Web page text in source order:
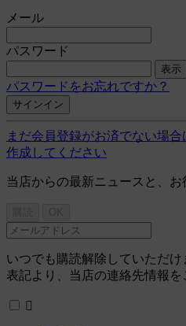
メール
パスワード
表示
パスワードをお忘れですか？
サインイン
まだ会員登録がお済でない場
作成してください
当店からの最新ニュースと、お
いつでも購読解除していただけ
表記より、当店の連絡先情報を
